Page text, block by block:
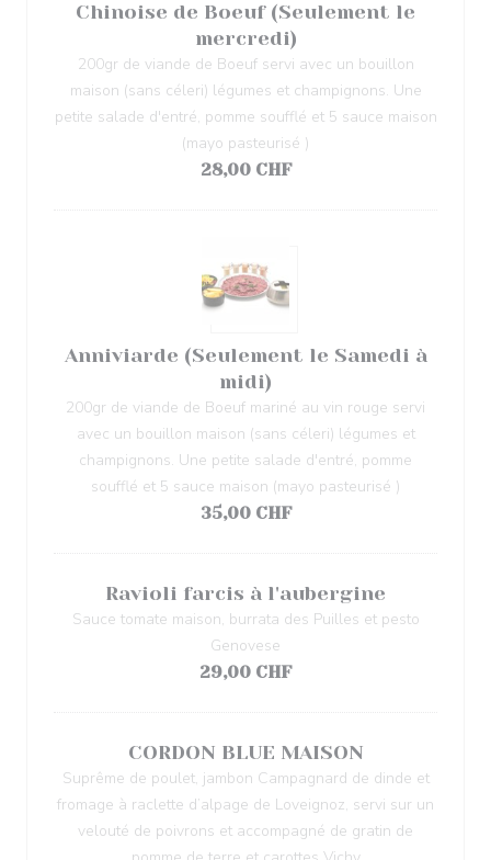
Chinoise de Boeuf (Seulement le
mercredi)
200gr de viande de Boeuf servi avec un bouillon
maison (sans céleri) légumes et champignons. Une
petite salade d'entré, pomme soufflé et 5 sauce maison
(mayo pasteurisé )
28,00 CHF
Anniviarde (Seulement le Samedi à
midi)
200gr de viande de Boeuf mariné au vin rouge servi
avec un bouillon maison (sans céleri) légumes et
champignons. Une petite salade d'entré, pomme
soufflé et 5 sauce maison (mayo pasteurisé )
35,00 CHF
Ravioli farcis à l'aubergine
Sauce tomate maison, burrata des Puilles et pesto
Genovese
29,00 CHF
CORDON BLUE MAISON
Suprême de poulet, jambon Campagnard de dinde et
fromage à raclette d’alpage de Loveignoz, servi sur un
velouté de poivrons et accompagné de gratin de